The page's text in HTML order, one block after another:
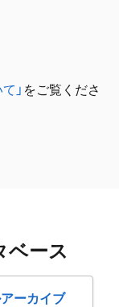
」 をご覧くださ
ベース
ーカイブ